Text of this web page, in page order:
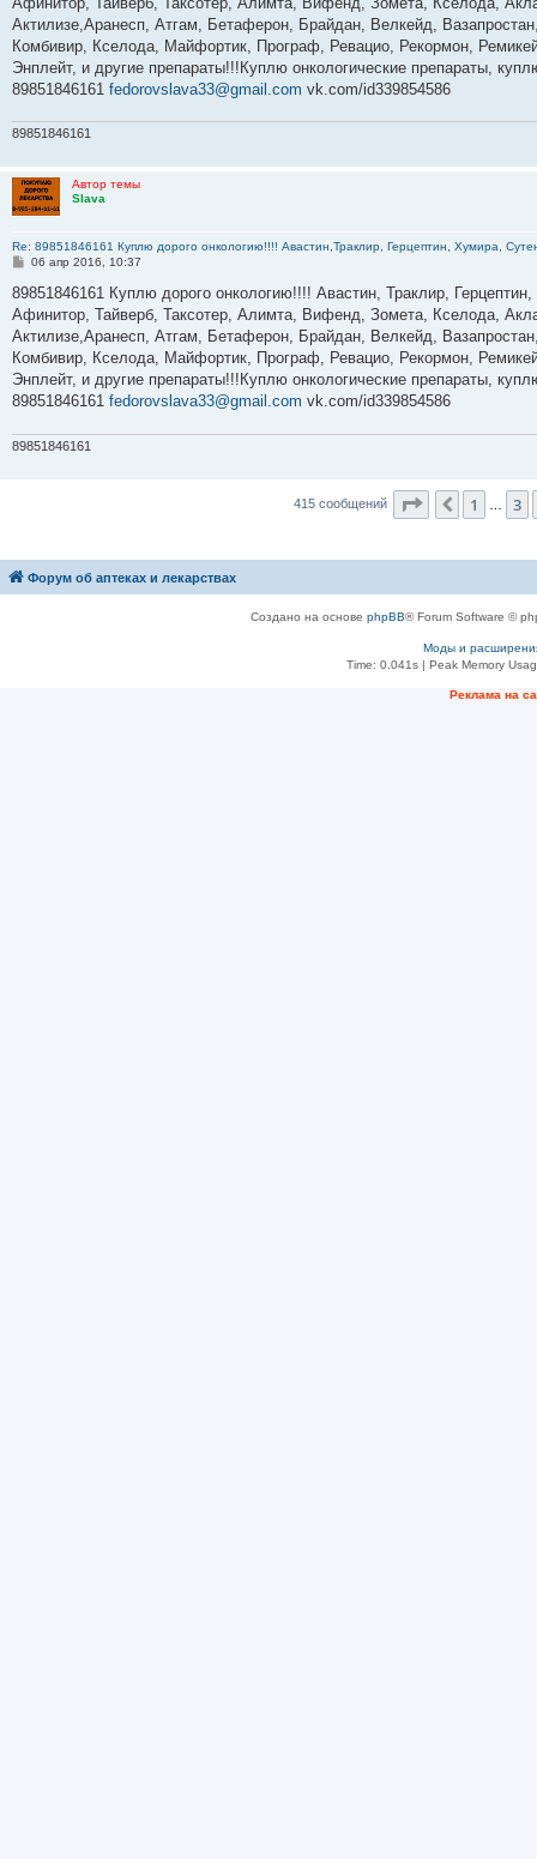
щ
е
и
е
Актилизе,Аранесп, Атгам, Бетаферон, Брайдан, Велкейд,
Комбивир, Кселода, Майфортик, Програф, Ревацио, Рекормон,
Энплейт, и другие препараты!!!Куплю онкологические препараты,
89851846161 fedorovslava33@gmail.com vk.com/id339854586
89851846161
Автор темы
Slava
Re: 89851846161 Куплю дорого онкологию!!!! Авастин,Траклир, Герцептин, Хумира,
С
о
щ
е
и
е
06 апр 2016, 10:37
89851846161 Куплю дорого онкологию!!!! Авастин, Траклир,
Афинитор, Тайверб, Таксотер, Алимта, Вифенд, Зомета, Кселода,
Актилизе,Аранесп, Атгам, Бетаферон, Брайдан, Велкейд,
Комбивир, Кселода, Майфортик, Програф, Ревацио, Рекормон,
Энплейт, и другие препараты!!!Куплю онкологические препараты,
89851846161 fedorovslava33@gmail.com vk.com/id339854586
89851846161
415 сообщений Страница
Пред.
1 3
Форум об аптеках и лекарствах
Создано на основе phpBB® Forum Software ©
Моды и
Time: 0.041s| Peak Memory
Рeклама на